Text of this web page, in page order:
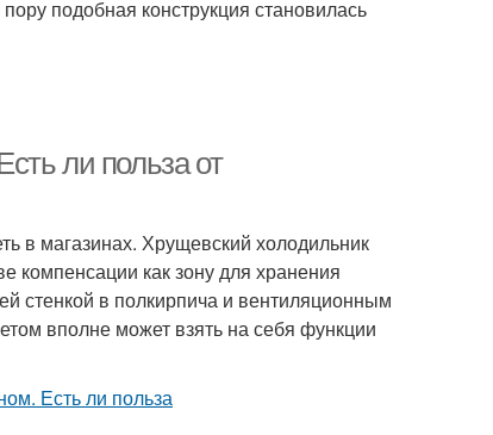
подобная конструкция становилась
ли польза от
в магазинах. Хрущевский холодильник
компенсации как зону для хранения
стенкой в полкирпича и вентиляционным
вполне может взять на себя функции